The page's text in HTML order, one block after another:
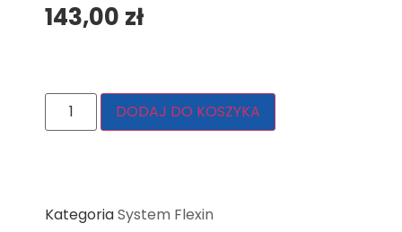
143,00 zł
DODAJ DO KOSZYKA
KategoriaSystem Flexin